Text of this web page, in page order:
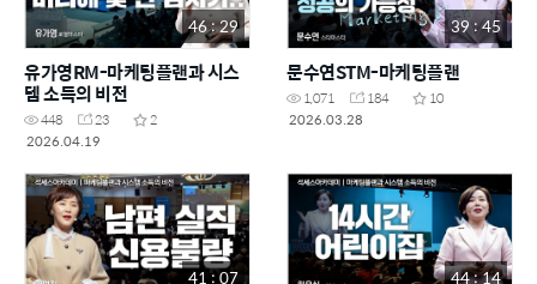
46 : 29
유가영RM-마케팅플랜과 시스
템 소득의 비전
448 23
2
2026.04.19
39 : 45
문수연STM-마케팅플랜
1,071 184
10
2026.03.28
41 : 07 44 : 14